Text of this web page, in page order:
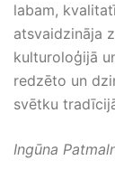
labam,
atsvaidzināja
kulturoloģijā
redzēto un
svētku
Ingūna